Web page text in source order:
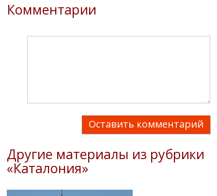
Комментарии
Оставить комментарий
Другие материалы из рубрики
«Каталония»